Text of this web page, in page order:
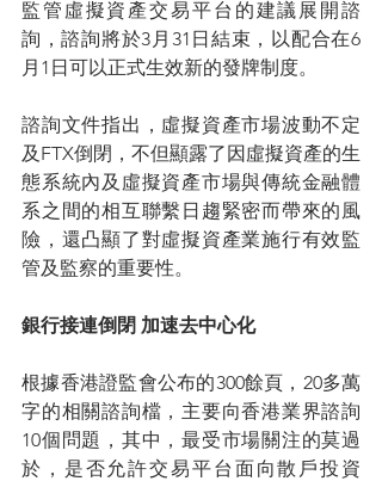
監管虛擬資產交易平台的建議展開諮
詢，諮詢將於3月31日結束，以配合在6
月1日可以正式生效新的發牌制度。
諮詢文件指出，虛擬資產市場波動不定
及FTX倒閉，不但顯露了因虛擬資產的生
態系統內及虛擬資產市場與傳統金融體
系之間的相互聯繫日趨緊密而帶來的風
險，還凸顯了對虛擬資產業施行有效監
管及監察的重要性。
銀行接連倒閉 加速去中心化
根據香港證監會公布的300餘頁，20多萬
字的相關諮詢檔，主要向香港業界諮詢
10個問題，其中，最受市場關注的莫過
於，是否允許交易平台面向散戶投資